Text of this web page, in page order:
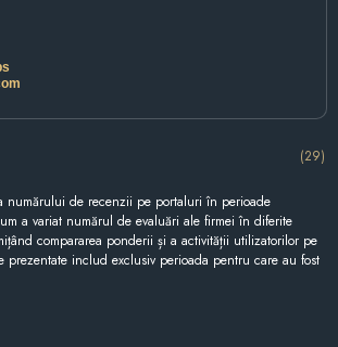
(29)
numărului de recenzii pe portaluri în perioade
a variat numărul de evaluări ale firmei în diferite
compararea ponderii și a activității utilizatorilor pe
prezentate includ exclusiv perioada pentru care au fost